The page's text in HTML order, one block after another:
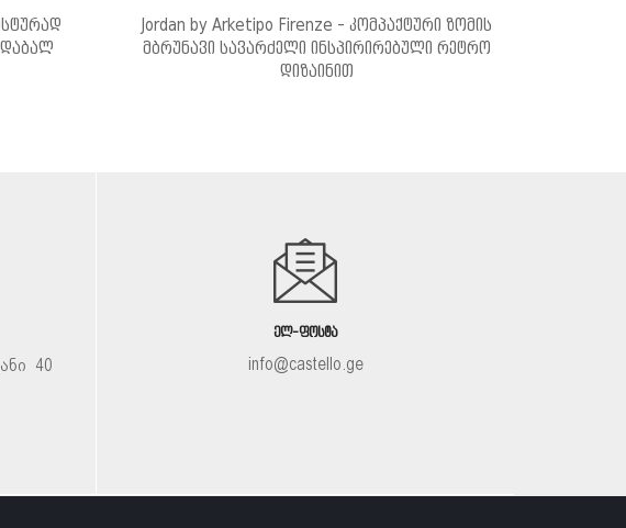
დაბალ
Jordan by Arketipo Firenze - კომპაქტური ზომის
მბრუნავი სავარძელი ინსპირირებული რეტრო
დიზაინით
40
ᲔᲚ-ᲤᲝᲡᲢᲐ
info@castello.ge